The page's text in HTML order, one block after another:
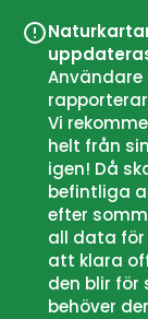
Vi
helt från
igen! Då
befintliga
efter
all data för
att klara
den blir för
behöver